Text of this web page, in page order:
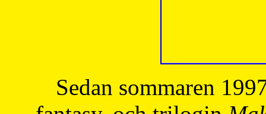
Sedan sommaren